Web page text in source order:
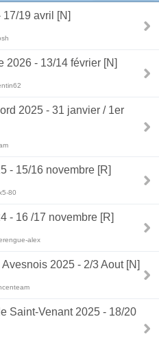
19 avril [N]
2026 - 13/14 février [N]
2025 - 31 janvier / 1er
- 15/16 novembre [R]
80
- 16 /17 novembre [R]
alex
2025 - 2/3 Aout [N]
Saint-Venant 2025 - 18/20